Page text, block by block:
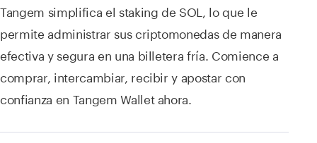
Tangem simplifica el staking de SOL, lo que le
permite administrar sus criptomonedas de manera
efectiva y segura en una billetera fría. Comience a
comprar, intercambiar, recibir y apostar con
confianza en Tangem Wallet ahora.